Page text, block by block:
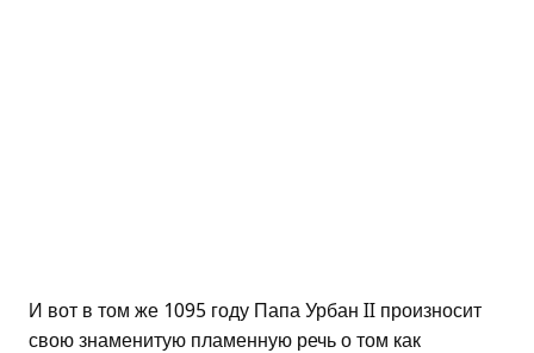
И вот в том же 1095 году Папа Урбан II произносит
свою знаменитую пламенную речь о том как